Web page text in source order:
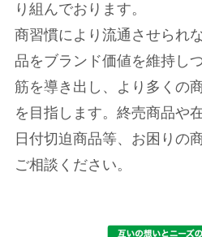
り組んでおります。
商習慣により流通させられ
品をブランド価値を維持し
筋を導き出し、より多くの
を目指します。終売商品や
日付切迫商品等、お困りの
ご相談ください。